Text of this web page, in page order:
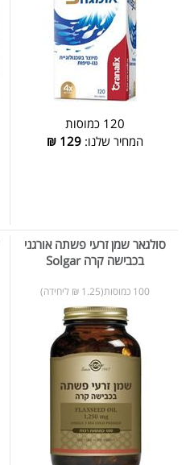
120 כמוסות
המחיר שלנו: 129
₪
סולגאר שמן זרעי פשתה אורגני
בכבישה קרה Solgar
100 כמוסות(1.25 ₪ ליחידה)